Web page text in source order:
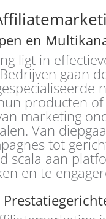
en
ligt in
gaan
producten
marketing
Van
tot
scala aan
en te